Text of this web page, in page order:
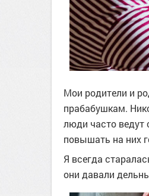
Мои родители и
прабабушкам.
люди часто ведут
повышать на них
Я всегда
они давали